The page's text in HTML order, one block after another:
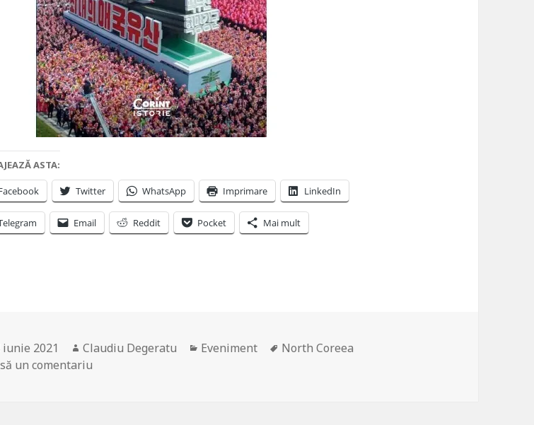
ASTA:
Twitter WhatsApp Imprimare LinkedIn
Email Reddit Pocket Mai mult
iunie 2021 Autor
Claudiu Degeratu Categorii
Eveniment Etichete
North Coreea
un comentariu